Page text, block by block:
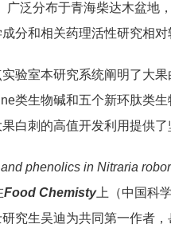
泛分布于青海柴达木盆地
分和相关药理活性研究相对
验室本研究系统阐明了大
类生物碱和五个新环肽类
白刺的高值开发利用提供了
phenolics in Nitraria
Food Chemisty上（中国科
究生吴迪为共同第一作者